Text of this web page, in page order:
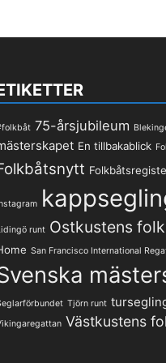
75-årsjubileum
En tillbakablick
runt Ostkustens
San Francisco International
Tjörn runt
Västkustens